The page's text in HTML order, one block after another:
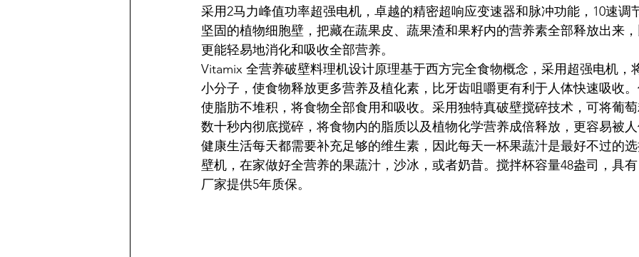
采用2马力峰值功率超强电机，卓越的精密超响应变速器和脉冲功能，10速调
坚固的植物细胞壁，把藏在蔬果皮、蔬果渣和果籽内的营养素全部释放出来
更能轻易地消化和吸收全部营养。
Vitamix 全营养破壁料理机设计原理基于西方完全食物概念，采用超强电机，
小分子，使食物释放更多营养及植化素，比牙齿咀嚼更有利于人体快速吸收
使脂肪不堆积，将食物全部食用和吸收。采用独特真破壁搅碎技术，可将葡
数十秒内彻底搅碎，将食物内的脂质以及植物化学营养成倍释放，更容易被
健康生活每天都需要补充足够的维生素，因此每天一杯果蔬汁是最好不过的
壁机，在家做好全营养的果蔬汁，沙冰，或者奶昔。搅拌杯容量48盎司，具
厂家提供5年质保。